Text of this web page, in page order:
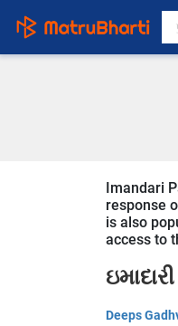
Imandari
response
is also
access to
Deeps